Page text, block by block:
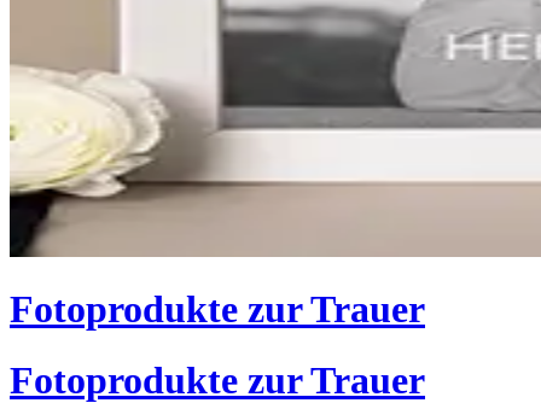
Fotoprodukte zur Trauer
Fotoprodukte zur Trauer